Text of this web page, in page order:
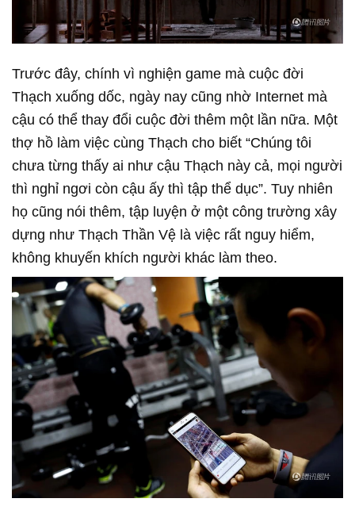
Trước đây, chính vì nghiện game mà cuộc đời
Thạch xuống dốc, ngày nay cũng nhờ Internet mà
cậu có thể thay đổi cuộc đời thêm một lần nữa. Một
thợ hồ làm việc cùng Thạch cho biết “Chúng tôi
chưa từng thấy ai như cậu Thạch này cả, mọi người
thì nghỉ ngơi còn cậu ấy thì tập thể dục”. Tuy nhiên
họ cũng nói thêm, tập luyện ở một công trường xây
dựng như Thạch Thần Vệ là việc rất nguy hiểm,
không khuyến khích người khác làm theo.